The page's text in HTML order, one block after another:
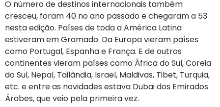
O número de destinos internacionais também
cresceu, foram 40 no ano passado e chegaram a 53
nesta edição. Países de toda a América Latina
estiveram em Gramado. Da Europa vieram países
como Portugal, Espanha e França. E de outros
continentes vieram países como África do Sul, Coreia
do Sul, Nepal, Tailândia, Israel, Maldivas, Tibet, Turquia,
etc. e entre as novidades estava Dubai dos Emirados
Árabes, que veio pela primeira vez.